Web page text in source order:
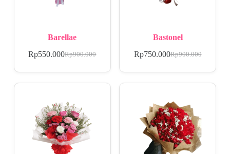
Barellae
Rp900.000
Rp550.000
Bastonel
Rp900.000
Rp750.000